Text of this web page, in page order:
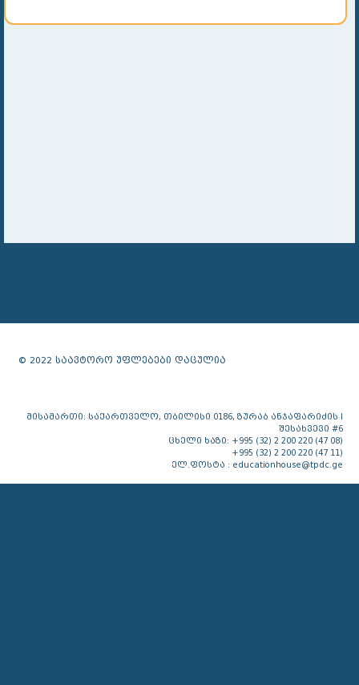
© 2022 საავტორო უფლებები დაცულია
მისამართი: საქართველო, თბილისი 0186, ზურაბ ანჯაფარიძის I
შესახვევი #6
ცხელი ხაზი: +995 (32) 2 200 220 (47 08)
+995 (32) 2 200 220 (47 11)
ელ.ფოსტა : educationhouse@tpdc.ge